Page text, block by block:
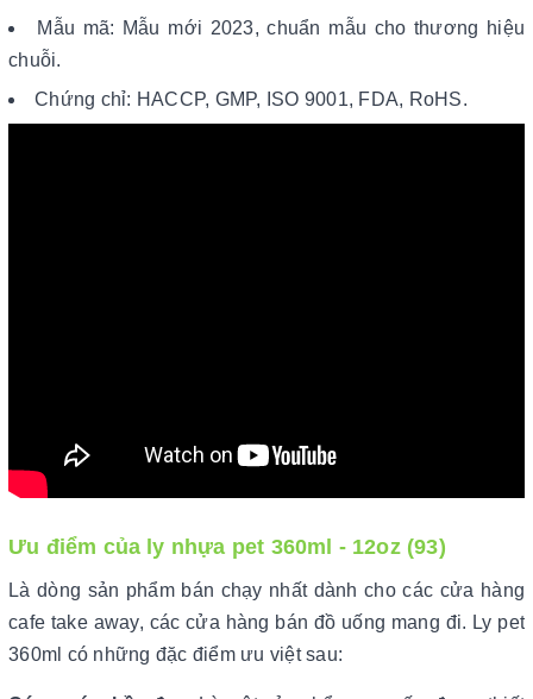
Mẫu mã: Mẫu mới 2023, chuẩn mẫu cho thương hiệu
chuỗi.
Chứng chỉ: HACCP, GMP, ISO 9001, FDA, RoHS.
Ưu điểm của ly nhựa pet 360ml - 12oz (93)
Là dòng sản phẩm bán chạy nhất dành cho các cửa hàng
cafe take away, các cửa hàng bán đồ uống mang đi. Ly pet
360ml có những đặc điểm ưu việt sau: